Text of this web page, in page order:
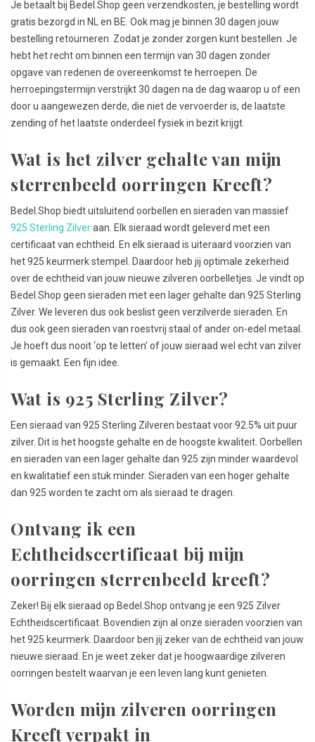
Je betaalt bij Bedel.Shop geen verzendkosten, je bestelling wordt
gratis bezorgd in NL en BE. Ook mag je binnen 30 dagen jouw
bestelling retourneren. Zodat je zonder zorgen kunt bestellen. Je
hebt het recht om binnen een termijn van 30 dagen zonder
opgave van redenen de overeenkomst te herroepen. De
herroepingstermijn verstrijkt 30 dagen na de dag waarop u of een
door u aangewezen derde, die niet de vervoerder is, de laatste
zending of het laatste onderdeel fysiek in bezit krijgt.
Wat is het zilver gehalte van mijn
sterrenbeeld oorringen Kreeft?
Bedel.Shop biedt uitsluitend oorbellen en sieraden van massief
925 Sterling Zilveraan. Elk sieraad wordt geleverd met een
certificaat van echtheid. En elk sieraad is uiteraard voorzien van
het 925 keurmerk stempel. Daardoor heb jij optimale zekerheid
over de echtheid van jouw nieuwe zilveren oorbelletjes. Je vindt op
Bedel.Shop geen sieraden met een lager gehalte dan 925 Sterling
Zilver. We leveren dus ook beslist geen verzilverde sieraden. En
dus ook geen sieraden van roestvrij staal of ander on-edel metaal.
Je hoeft dus nooit ‘op te letten’ of jouw sieraad wel echt van zilver
is gemaakt. Een fijn idee.
Wat is 925 Sterling Zilver?
Een sieraad van 925 Sterling Zilveren bestaat voor 92.5% uit puur
zilver. Dit is het hoogste gehalte en de hoogste kwaliteit. Oorbellen
en sieraden van een lager gehalte dan 925 zijn minder waardevol
en kwalitatief een stuk minder. Sieraden van een hoger gehalte
dan 925 worden te zacht om als sieraad te dragen.
Ontvang ik een
Echtheidscertificaat bij mijn
oorringen sterrenbeeld kreeft?
Zeker! Bij elk sieraad op Bedel.Shop ontvang je een 925 Zilver
Echtheidscertificaat. Bovendien zijn al onze sieraden voorzien van
het 925 keurmerk. Daardoor ben jij zeker van de echtheid van jouw
nieuwe sieraad. En je weet zeker dat je hoogwaardige zilveren
oorringen bestelt waarvan je een leven lang kunt genieten.
Worden mijn zilveren oorringen
Kreeft verpakt in